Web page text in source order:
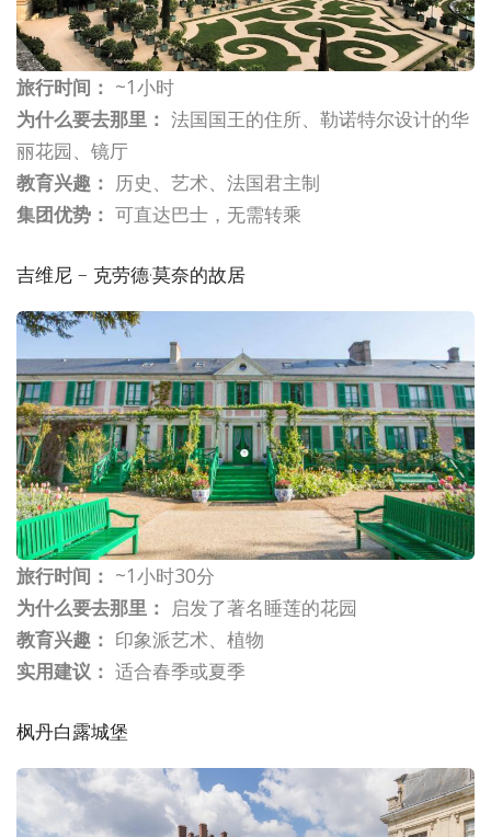
旅行时间： ~1小时
为什么要去那里： 法国国王的住所、勒诺特尔设计的华
丽花园、镜厅
教育兴趣： 历史、艺术、法国君主制
集团优势： 可直达巴士，无需转乘
吉维尼 – 克劳德·莫奈的故居
旅行时间： ~1小时30分
为什么要去那里： 启发了著名睡莲的花园
教育兴趣： 印象派艺术、植物
实用建议： 适合春季或夏季
枫丹白露城堡